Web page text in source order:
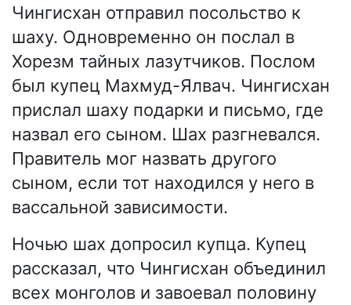
Чингисхан отправил посольство к
шаху. Одновременно он послал в
Хорезм тайных лазутчиков. Послом
был купец Махмуд-Ялвач. Чингисхан
прислал шаху подарки и письмо, где
назвал его сыном. Шах разгневался.
Правитель мог назвать другого
сыном, если тот находился у него в
вассальной зависимости.
Ночью шах допросил купца. Купец
рассказал, что Чингисхан объединил
всех монголов и завоевал половину